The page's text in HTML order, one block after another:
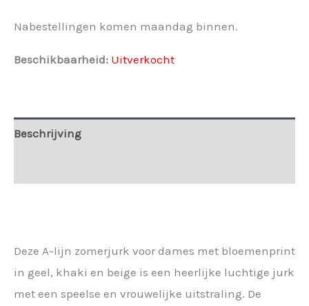
Nabestellingen komen maandag binnen.
Beschikbaarheid: Uitverkocht
Beschrijving
Deze A-lijn zomerjurk voor dames met bloemenprint
in geel, khaki en beige is een heerlijke luchtige jurk
met een speelse en vrouwelijke uitstraling. De